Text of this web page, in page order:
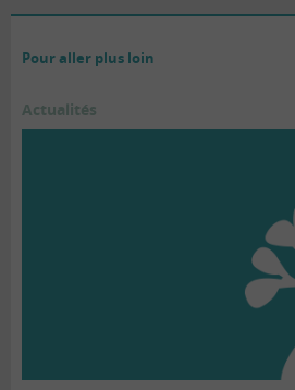
Pour aller plus loin
Actualités